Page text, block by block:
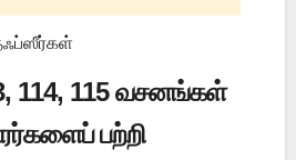
114, 115 வசனங்கள்
பற்றி